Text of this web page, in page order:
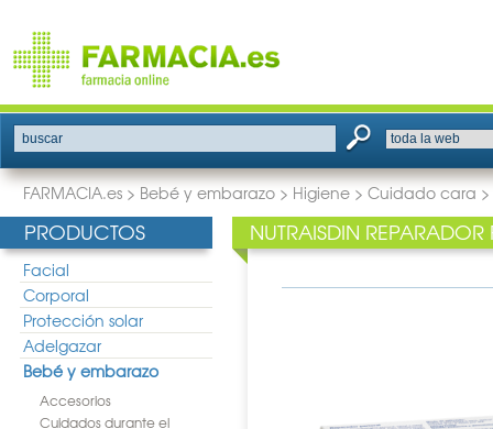
buscar
FARMACIA.es > Bebé y embarazo > Higiene > Cuidado cara >
PRODUCTOS
Facial
Corporal
Protección solar
Adelgazar
Bebé y embarazo
Accesorios
Cuidados durante el
NUTRAISDIN